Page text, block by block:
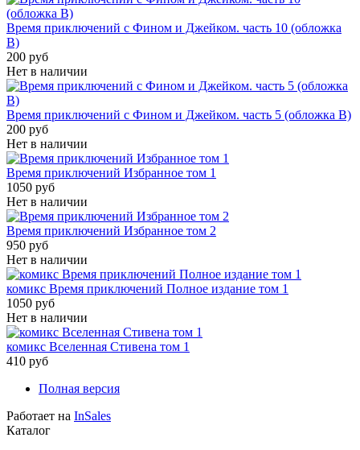
Время приключений с Фином и Джейком. часть 10 (обложка
B)
200 руб
Нет в наличии
Время приключений с Фином и Джейком. часть 5 (обложка B)
200 руб
Нет в наличии
Время приключений Избранное том 1
1050 руб
Нет в наличии
Время приключений Избранное том 2
950 руб
Нет в наличии
комикс Время приключений Полное издание том 1
1050 руб
Нет в наличии
комикс Вселенная Стивена том 1
410 руб
Полная версия
Работает на InSales
Каталог